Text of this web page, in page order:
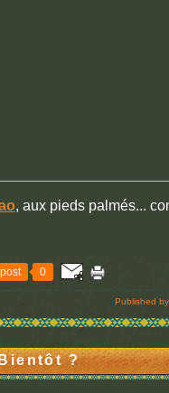
, aux pieds palmés...
0
Published
?